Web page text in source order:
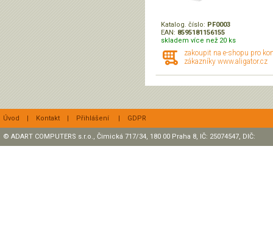
Katalog. číslo: PF0003
EAN: 8595181156155
skladem více než 20 ks
zakoupit na e-shopu pro
zákazníky www.aligator.cz
Úvod | Kontakt | Přihlášení | GDPR
© ADART COMPUTERS s.r.o., Čimická 717/34, 180 00 Praha 8, IČ: 25074547, DIČ: